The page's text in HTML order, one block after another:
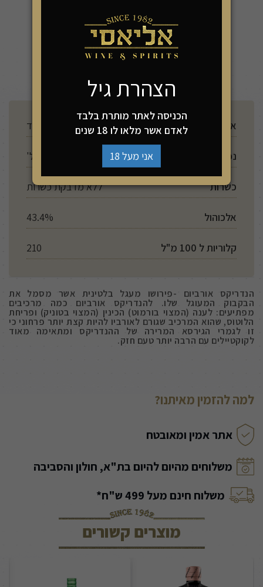
+
-
הוספה לסל
ארץ ייצור סקוטלנד
נפח
כשרות ללא מדבקת כשרות
אלכוהול 43.4%
קלוריות ל 100 מ"ל 210
הנדריקס אורביום -פירושו מעגל בלטינית אשר מסמל את
הבקבוק המעוגל שלו. להנדריקס אורביום כמה מרכיבים
מפתיעים: לענה (המצוי בורמוט) הכינין (המצוי בטוניק) ופריחת
הלוטוס, שהוא המרכיב שגורם לאורביו להיות קצת יותר פרחוני כי
זו לגמרי הגירסא המרירה של ההנדריקס ומתאימה מאוד
לקוקטיילים עם הרבה יותר טעם חזק.
למה להזמין מאיתנו?
אתר אמין ומאובטח
משלוחים מהיום להיום בת"א, חולון והסביבה
משלוח חינם מעל 499 ש"ח*
מוצרים קשורים
הצהרת גיל
הכניסה לאתר מותרת בלבד
לאדם אשר מלאו לו 18 שנים
אני מעל 18